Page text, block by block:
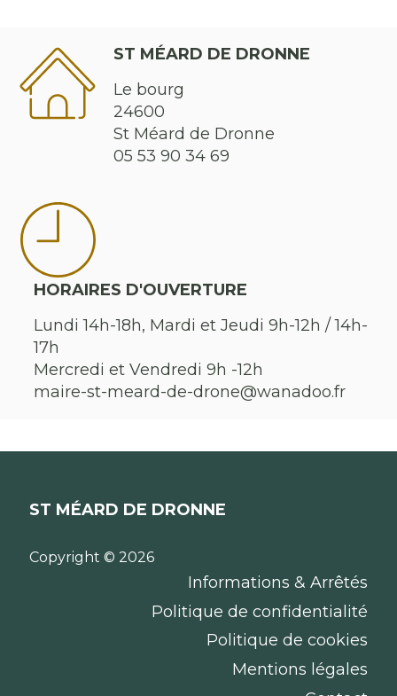
ST MÉARD DE DRONNE
Le bourg
24600
St Méard de Dronne
05 53 90 34 69
HORAIRES D'OUVERTURE
Lundi 14h-18h, Mardi et Jeudi 9h-12h / 14h-
17h
Mercredi et Vendredi 9h -12h
maire-st-meard-de-drone@wanadoo.fr
ST MÉARD DE DRONNE
Copyright © 2026
Informations & Arrêtés
Politique de confidentialité
Politique de cookies
Mentions légales